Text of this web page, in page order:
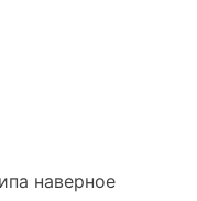
наверное